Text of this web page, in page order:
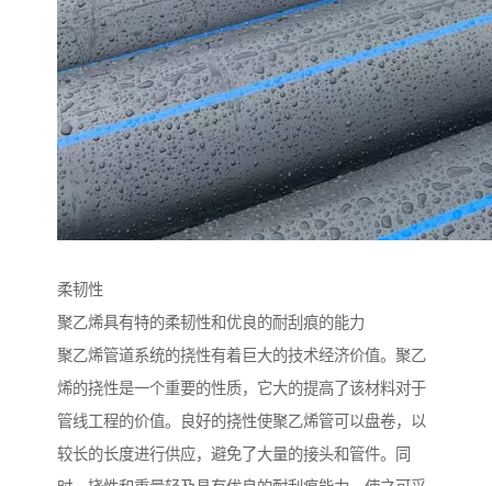
柔韧性
聚乙烯具有特的柔韧性和优良的耐刮痕的能力
聚乙烯管道系统的挠性有着巨大的技术经济价值。聚乙
烯的挠性是一个重要的性质，它大的提高了该材料对于
管线工程的价值。良好的挠性使聚乙烯管可以盘卷，以
较长的长度进行供应，避免了大量的接头和管件。同